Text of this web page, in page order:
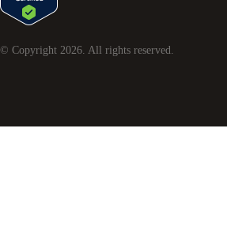
© Copyright 2026 . All rights reserved.